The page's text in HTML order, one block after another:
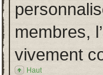
membres,
vivement
Haut